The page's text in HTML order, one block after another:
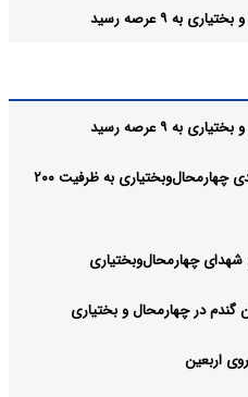
۹ عرصه رسید
۹ عرصه رسید
تصویب اجرای بزرگترین نیروگاه خورشیدی چهارمحال‌وبختیاری به ظرفیت ۲۰۰
چهارمحال‌وبختیاری
اربعین